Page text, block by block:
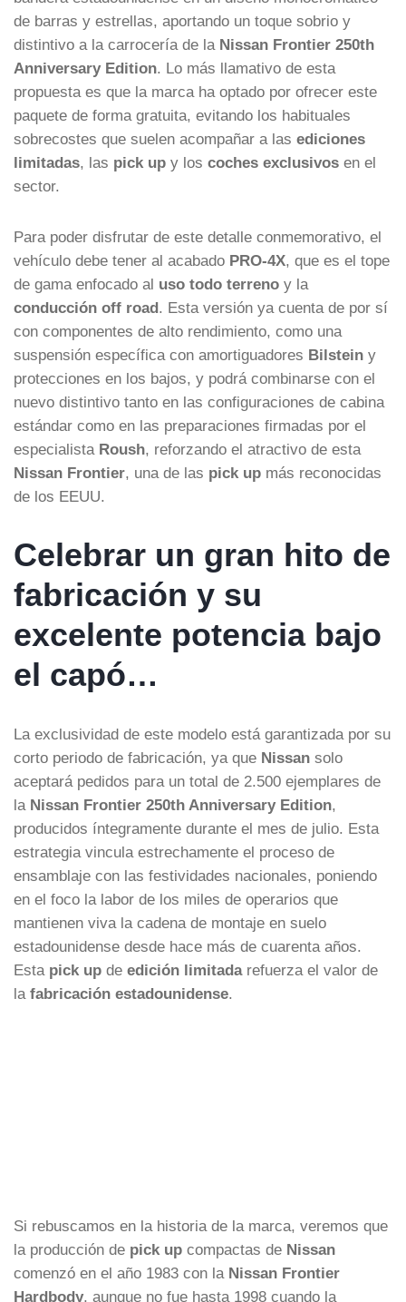
de barras y estrellas, aportando un toque sobrio y
distintivo a la carrocería de la Nissan Frontier 250th
Anniversary Edition. Lo más llamativo de esta
propuesta es que la marca ha optado por ofrecer este
paquete de forma gratuita, evitando los habituales
sobrecostes que suelen acompañar a las ediciones
limitadas, las pick up y los coches exclusivos en el
sector.
Para poder disfrutar de este detalle conmemorativo, el
vehículo debe tener al acabado PRO-4X, que es el tope
de gama enfocado al uso todo terreno y la
conducción off road. Esta versión ya cuenta de por sí
con componentes de alto rendimiento, como una
suspensión específica con amortiguadores Bilstein y
protecciones en los bajos, y podrá combinarse con el
nuevo distintivo tanto en las configuraciones de cabina
estándar como en las preparaciones firmadas por el
especialista Roush, reforzando el atractivo de esta
Nissan Frontier, una de las pick up más reconocidas
de los EEUU.
Celebrar un gran hito de
fabricación y su
excelente potencia bajo
el capó…
La exclusividad de este modelo está garantizada por su
corto periodo de fabricación, ya que Nissan solo
aceptará pedidos para un total de 2.500 ejemplares de
la Nissan Frontier 250th Anniversary Edition,
producidos íntegramente durante el mes de julio. Esta
estrategia vincula estrechamente el proceso de
ensamblaje con las festividades nacionales, poniendo
en el foco la labor de los miles de operarios que
mantienen viva la cadena de montaje en suelo
estadounidense desde hace más de cuarenta años.
Esta pick up de edición limitadarefuerza el valor de
la fabricación estadounidense.
Si rebuscamos en la historia de la marca, veremos que
la producción de pick up compactas de Nissan
comenzó en el año 1983 con la Nissan Frontier
Hardbody, aunque no fue hasta 1998 cuando la